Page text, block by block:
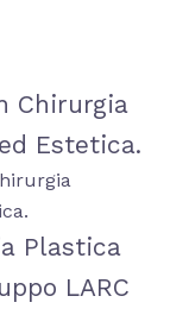
Chirurgia
Estetica.
Plastica
LARC